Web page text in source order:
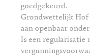
goedgekeurd.
Grondwettelijk Hof
aan openbaar
Is een regularisatie